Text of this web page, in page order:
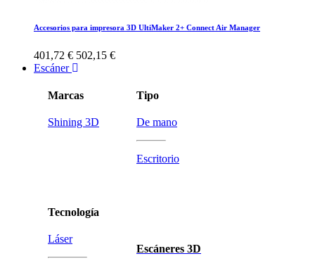
Accesorios para impresora 3D UltiMaker 2+ Connect Air Manager
401,72 € 502,15 €
Escáner
Marcas
Shining 3D
Tecnología
Láser
Tipo
De mano
Escritorio
Escáneres 3D